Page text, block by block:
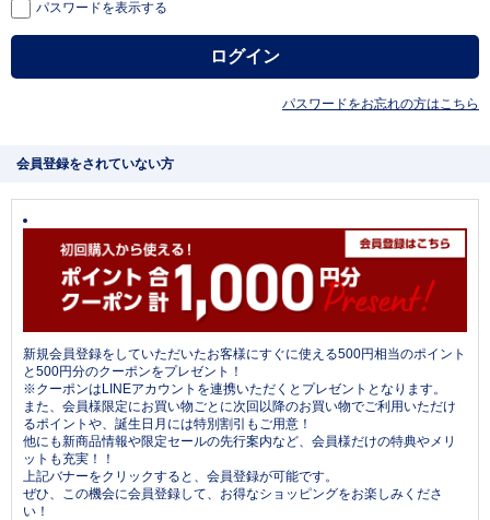
パスワードを表示する
パスワードをお忘れの方はこちら
会員登録をされていない方
新規会員登録をしていただいたお客様にすぐに使える500円相当のポイント
と500円分のクーポンをプレゼント！
※クーポンはLINEアカウントを連携いただくとプレゼントとなります。
また、会員様限定にお買い物ごとに次回以降のお買い物でご利用いただけ
るポイントや、誕生日月には特別割引もご用意！
他にも新商品情報や限定セールの先行案内など、会員様だけの特典やメリ
ットも充実！！
上記バナーをクリックすると、会員登録が可能です。
ぜひ、この機会に会員登録して、お得なショッピングをお楽しみくださ
い！